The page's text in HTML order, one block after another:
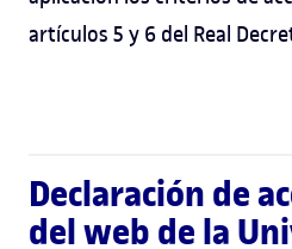
artículos 5 y 6 del Real
Declaración de
del web de la